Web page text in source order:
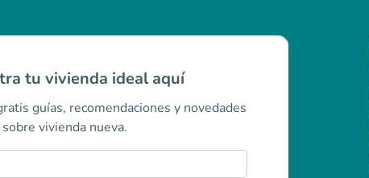
tu vivienda ideal aquí
guías, recomendaciones y novedades
sobre vivienda nueva.